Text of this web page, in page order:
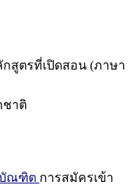
สูตรที่เปิดสอน (ภาษา
ชาติ
บัณฑิต การสมัครเข้า